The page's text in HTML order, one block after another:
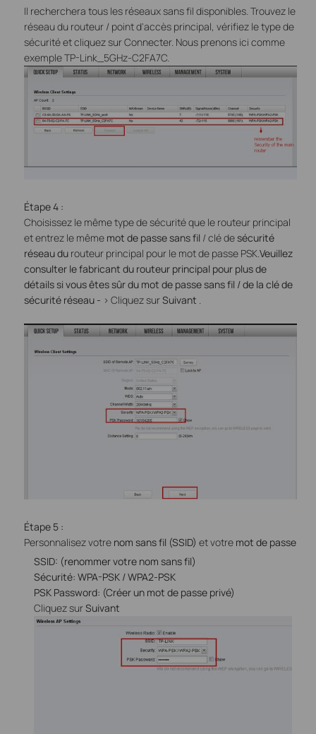
Il recherchera tous les réseaux sans fil disponibles. Trouvez le
réseau du routeur / point d'accès principal, vérifiez le type de
sécurité et cliquez sur Connecter. Nous prenons ici comme
exemple TP-Link_5GHz-C2FA7C.
Étape4 :
Choisissez le même type de sécurité que le routeur principal
et entrez le même mot de passe sans fil / clé desécurité
réseau du routeur principal pour le mot de passe PSK.Veuillez
consulter le fabricant du routeur principal pour plus de
détails si vous êtes sûr du mot de passe sans fil / de la clé de
sécurité réseau - > Cliquez surSuivant .
Étape 5 :
Personnalisez votre nom sans fil (SSID) et votre mot de passe
SSID: (renommer votre nom sans fil)
Sécurité: WPA-PSK / WPA2-PSK
PSK Password: (Créer un mot de passe privé)
Cliquez surSuivant